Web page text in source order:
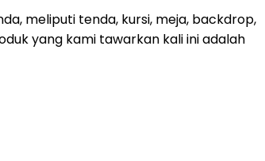
meliputi tenda, kursi, meja, backdrop,
yang kami tawarkan kali ini adalah